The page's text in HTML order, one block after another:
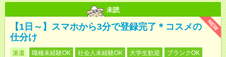
未読
NEW
【1日～】スマホから3分で登録完了＊コスメの
仕分け
派遣 職種未経験OK 社会人未経験OK 大学生歓迎
ブランクOK